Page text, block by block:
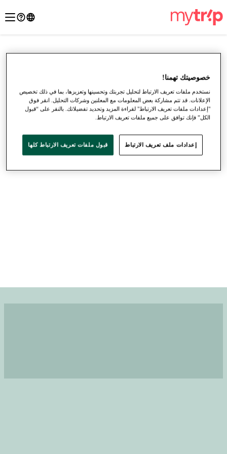
●
●
●
خصوصيتك تهمنا!
نستخدم ملفات تعريف الارتباط لتحليل تجربتك وتحسينها وتعزيزها، بما في ذلك تخصيص
الإعلانات. قد تتم مشاركة بعض المعلومات مع المعلنين وشركات التحليل. انقر فوق
"إعدادات ملفات تعريف الارتباط" لقراءة المزيد وتحديد تفضيلاتك. بالنقر على “قبول
الكل” فإنك توافق على جميع ملفات تعريف الارتباط.
إعدادات ملف تعريف الارتباط قبول ملفات تعريف الارتباط كلها